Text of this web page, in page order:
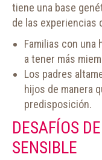
tiene una base
de las experiencias
Familias con
a tener más
Los padres
hijos de manera
predisposición.
DESAFÍOS
SENSIBLE